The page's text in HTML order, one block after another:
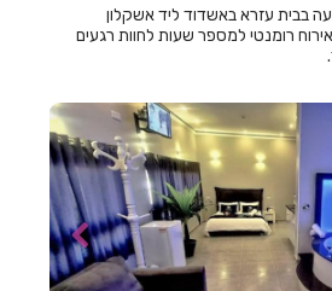
ים
כרמל
אבני
אולגה
יערים
לפי שעה בבית עזרא באשדוד ליד אשקלון
רומנטי למספר שעות לחוות רגעים